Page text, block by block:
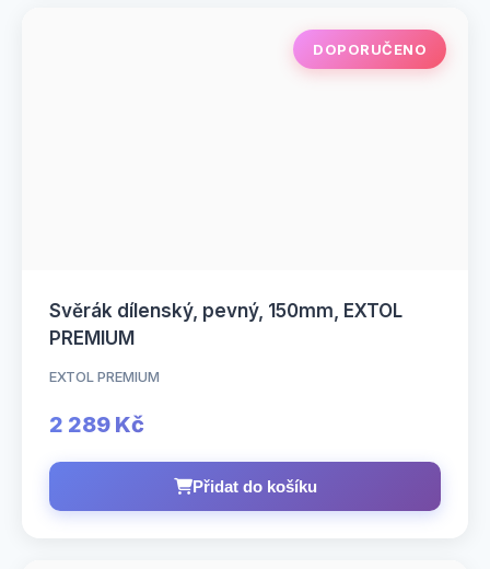
DOPORUČENO
Svěrák dílenský, pevný, 150mm, EXTOL
PREMIUM
EXTOL PREMIUM
2 289 Kč
Přidat do košíku